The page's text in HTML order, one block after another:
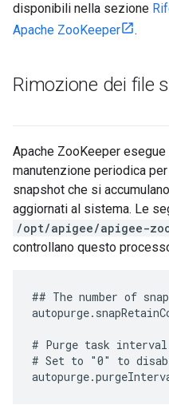
disponibili nella sezione
Apache ZooKeeper
.
Rimozione dei file
Apache ZooKeeper
manutenzione periodica
snapshot che si
aggiornati al sistema. Le
/opt/apigee/apigee-
controllano questo
## The number of
# Purge task
# Set to "0" to